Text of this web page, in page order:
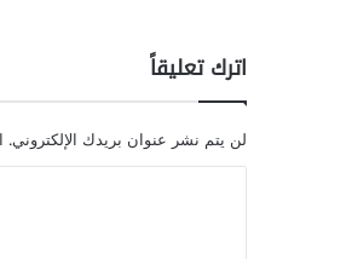
ي
ن
ع
ق
ل
اترك تعليقاً
لن يتم نشر عنوان بريدك الإلكتروني.